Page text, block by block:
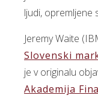
ljudi, opremljene
Jeremy Waite
Slovenski
je v originalu
Akademija